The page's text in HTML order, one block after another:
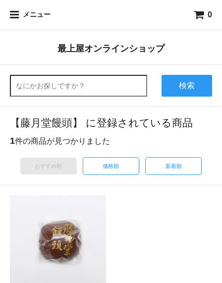
メニュー 0
最上屋オンラインショップ
検索
【藤月堂饅頭】 に登録されている商品
1件の商品が見つかりました
おすすめ順 価格順 新着順